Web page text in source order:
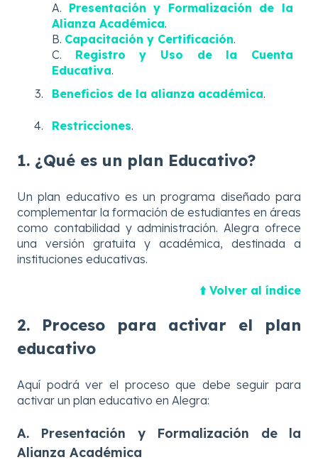
A. Presentación y Formalización de la
Alianza Académica.
B. Capacitación y Certificación.
C. Registro y Uso de la Cuenta
Educativa.
Beneficios de la alianza académica.
Restricciones.
1. ¿Qué es un plan Educativo?
Un plan educativo es un programa diseñado para
complementar la formación de estudiantes en áreas
como contabilidad y administración. Alegra ofrece
una versión gratuita y académica, destinada a
instituciones educativas.
⬆️ Volver al índice
2. Proceso para activar el plan
educativo
Aquí podrá ver el proceso que debe seguir para
activar un plan educativo en Alegra:
A. Presentación y Formalización de la
Alianza Académica